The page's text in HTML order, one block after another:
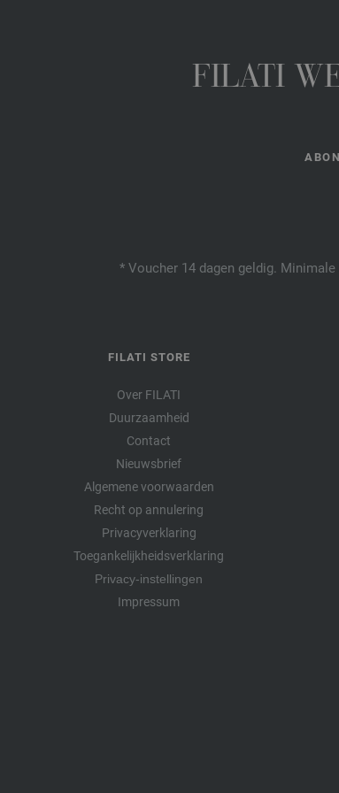
FILATI
* Voucher 14 dagen geldig.
FILATI STORE
Over FILATI
Duurzaamheid
Contact
Nieuwsbrief
Algemene voorwaarden
Recht op annulering
Privacyverklaring
Toegankelijkheidsverklaring
Privacy-instellingen
Impressum